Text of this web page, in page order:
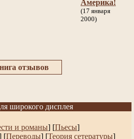
Америка!
(17 января
2000)
отзывов
широкого дисплея
и романы] [Пьесы]
[Переводы] [Теория сетературы]